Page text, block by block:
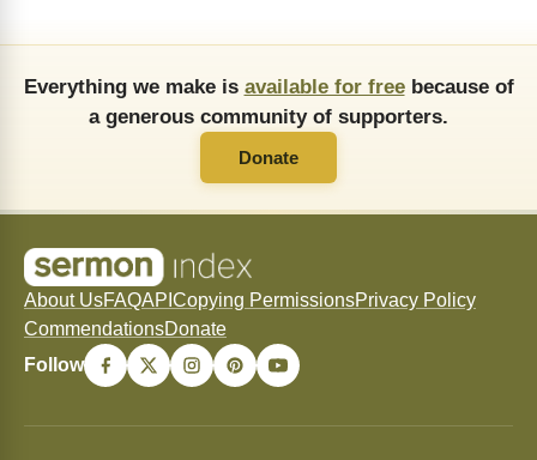
Everything we make is available for freebecause of
a generous community of supporters.
Donate
About UsFAQAPI Copying PermissionsPrivacy Policy
CommendationsDonate
Follow